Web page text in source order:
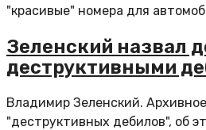
"красивые" номера для
Зеленский назвал
деструктивными
Владимир Зеленский.
"деструктивных дебилов", об